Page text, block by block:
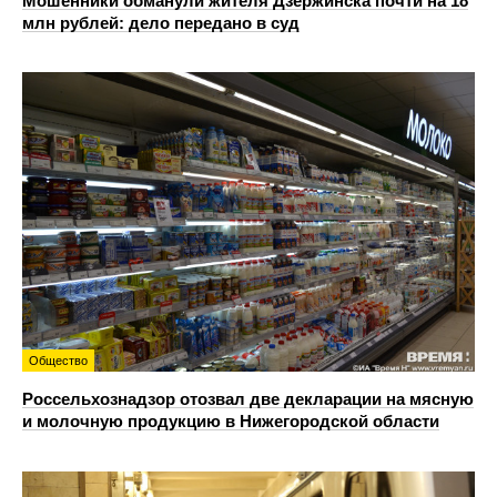
млн рублей: дело передано в суд
Общество
Россельхознадзор отозвал две декларации на мясную
и молочную продукцию в Нижегородской области